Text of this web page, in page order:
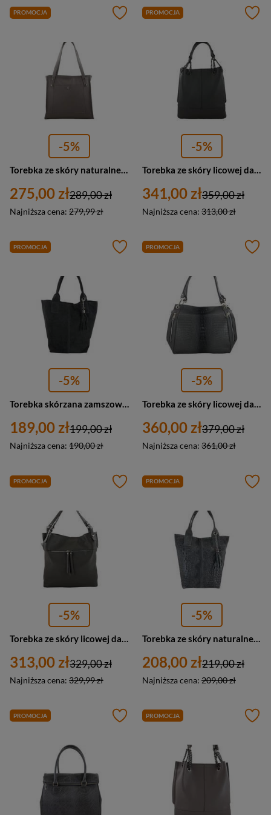
PROMOCJA
-5%
275,00 zł
Najniższa cena: 279,99 zł
289,00 zł
PROMOCJA
-5%
341,00 zł
Najniższa cena: 313,00 zł
359,00 zł
PROMOCJA
-5%
Torebka skórzana zamszowa damska Barberini's 375/8-28 shopper A4 ciemnoszara
189,00 zł
Najniższa cena: 190,00 zł
199,00 zł
PROMOCJA
-5%
Torebka ze skóry licowej damska Barberini's 858-28 shopper croco A4 ciemnoszara
360,00 zł
Najniższa cena: 361,00 zł
379,00 zł
PROMOCJA
-5%
313,00 zł
Najniższa cena: 329,99 zł
329,00 zł
PROMOCJA
-5%
208,00 zł
Najniższa cena: 209,00 zł
219,00 zł
PROMOCJA PROMOCJA